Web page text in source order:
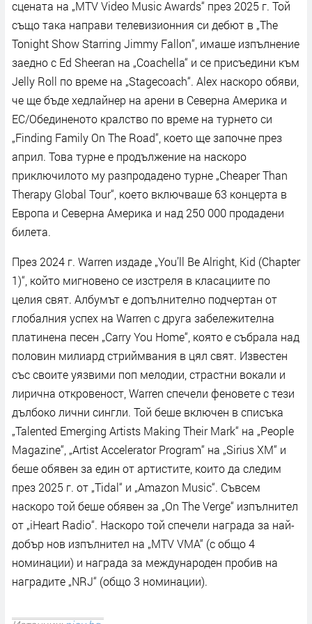
сцената на „MTV Video Music Awards“ през 2025 г. Той
също така направи телевизионния си дебют в „The
Tonight Show Starring Jimmy Fallon“, имаше изпълнение
заедно с Ed Sheeran на „Coachella“ и се присъедини към
Jelly Roll по време на „Stagecoach“. Аlex наскоро обяви,
че ще бъде хедлайнер на арени в Северна Америка и
ЕС/Обединеното кралство по време на турнето си
„Finding Family On The Road“, което ще започне през
април. Това турне е продължение на наскоро
приключилото му разпродадено турне „Cheaper Than
Therapy Global Tour“, което включваше 63 концерта в
Европа и Северна Америка и над 250 000 продадени
билета.
През 2024 г. Warren издаде „You’ll Be Alright, Kid (Chapter
1)“, който мигновено се изстреля в класациите по
целия свят. Албумът е допълнително подчертан от
глобалния успех на Warren с друга забележителна
платинена песен „Carry You Home“, която е събрала над
половин милиард стриймвания в цял свят. Известен
със своите уязвими поп мелодии, страстни вокали и
лирична откровеност, Warren спечели феновете с тези
дълбоко лични сингли. Той беше включен в списъка
„Talented Emerging Artists Making Their Mark“ на „People
Magazine“, „Artist Accelerator Program“ на „Sirius XM“ и
беше обявен за един от артистите, които да следим
през 2025 г. от „Tidal“ и „Amazon Music“. Съвсем
наскоро той беше обявен за „On The Verge“ изпълнител
от „iHeart Radio“. Наскоро той спечели награда за най-
добър нов изпълнител на „MTV VMA“ (с общо 4
номинации) и награда за международен пробив на
наградите „NRJ“ (общо 3 номинации).